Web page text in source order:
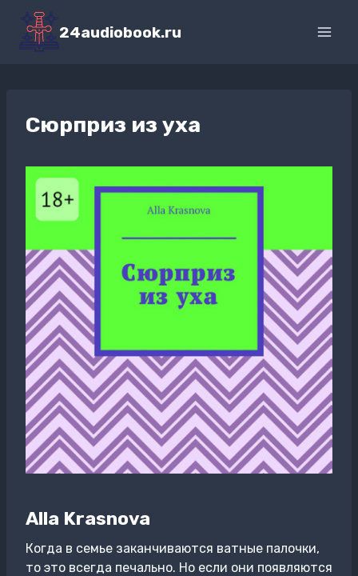
Перейти
содержимому
24audiobook.ru
Сюрприз из уха
Alla Krasnova
Когда в семье заканчиваются ватные палочки,
то это всегда печально. Но если они появляются